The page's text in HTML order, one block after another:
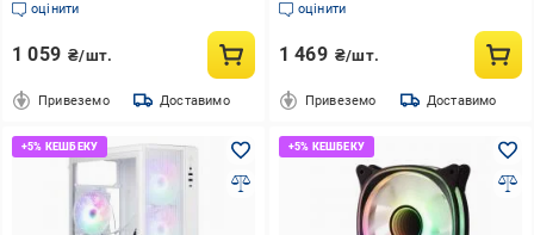
оцінити
1 059 ₴/шт.
Привеземо Доставимо
оцінити
1 469 ₴/шт.
Привеземо Доставимо